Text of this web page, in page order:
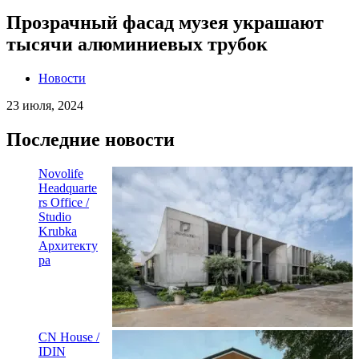
Прозрачный фасад музея украшают
тысячи алюминиевых трубок
Новости
23 июля, 2024
Последние новости
Novolife
Headquarte
rs Office /
Studio
Krubka
Архитекту
ра
CN House /
IDIN